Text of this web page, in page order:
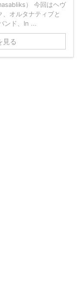
） 今回はヘヴ
、オルタナティブと
ンド、In ...
見る